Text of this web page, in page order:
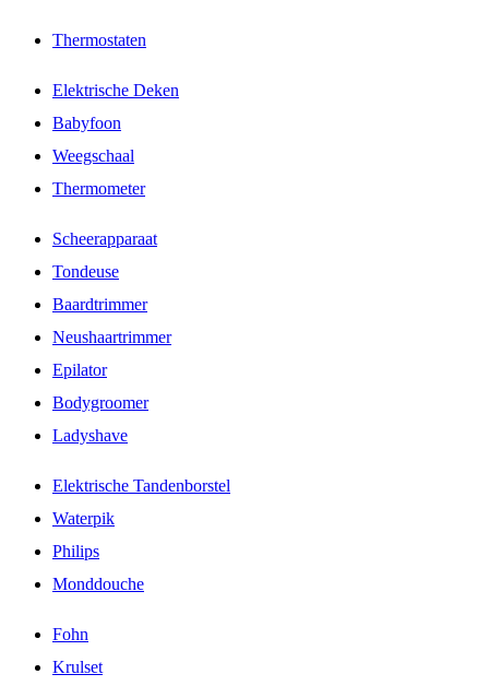
Thermostaten
Elektrische Deken
Babyfoon
Weegschaal
Thermometer
Scheerapparaat
Tondeuse
Baardtrimmer
Neushaartrimmer
Epilator
Bodygroomer
Ladyshave
Elektrische Tandenborstel
Waterpik
Philips
Monddouche
Fohn
Krulset